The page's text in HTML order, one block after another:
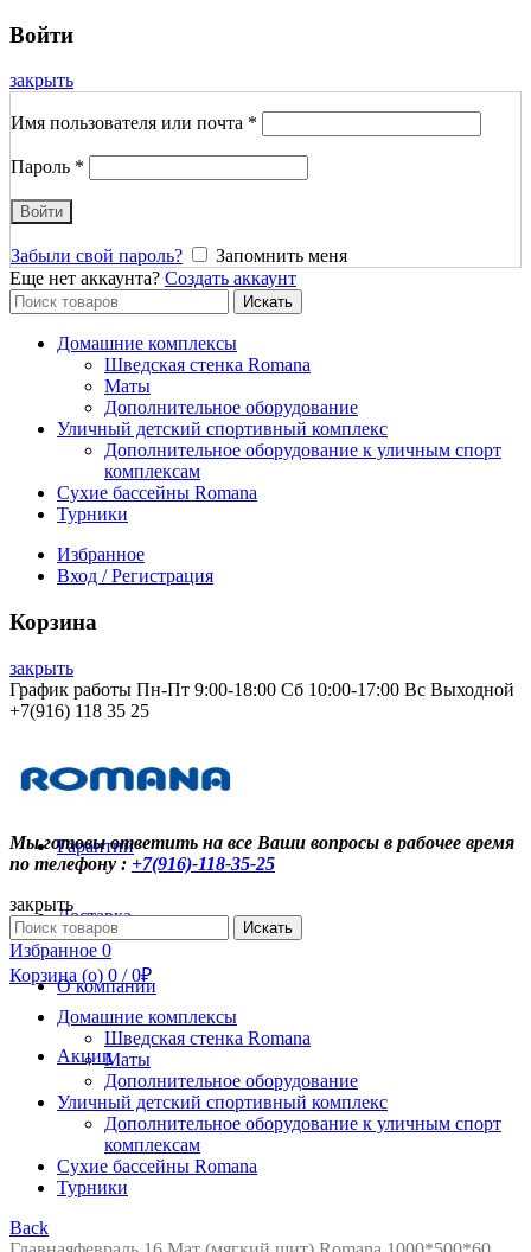
Войти
закрыть
Имя пользователя или почта *
Пароль *
Войти
Забыли свой пароль?
Запомнить меня
Еще нет аккаунта? Создать аккаунт
Search
for:
Искать
Домашние комплексы
Шведская стенка Romana
Маты
Дополнительное оборудование
Уличный детский спортивный комплекс
Дополнительное оборудование к уличным спорт
комплексам
Сухие бассейны Romana
Турники
Избранное
Вход / Регистрация
Корзина
закрыть
График работы Пн-Пт 9:00-18:00 Сб 10:00-17:00 Вс Выходной
+7(916) 118 35 25
Контакты
Гарантии
Доставка
О компании
Акции
Мы готовы ответить на все Ваши вопросы в рабочее время
по телефону : +7(916)-118-35-25
закрыть
Search
for:
Искать
Избранное 0
Корзина (o) 0 / 0₽
Домашние комплексы
Шведская стенка Romana
Маты
Дополнительное оборудование
Уличный детский спортивный комплекс
Дополнительное оборудование к уличным спорт
комплексам
Сухие бассейны Romana
Турники
Back